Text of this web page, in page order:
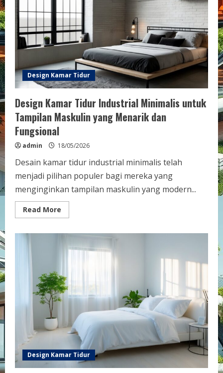
Instagramable
untuk
Gaya
Modern
Design Kamar Tidur
Design Kamar Tidur Industrial Minimalis untuk
Tampilan Maskulin yang Menarik dan
Fungsional
admin 18/05/2026
Desain kamar tidur industrial minimalis telah
menjadi pilihan populer bagi mereka yang
menginginkan tampilan maskulin yang modern...
Read More
more
Tidur
Industrial
Tampilan
Maskulin
yang
Menarik
dan
Design Kamar Tidur